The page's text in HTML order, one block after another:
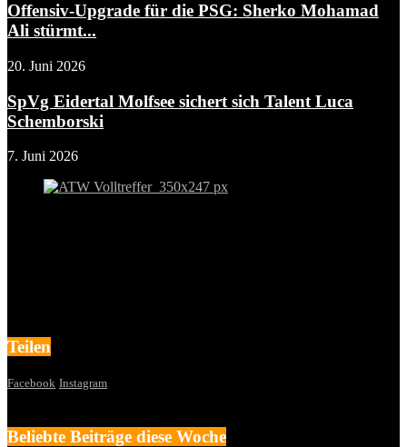
Offensiv-Upgrade für die PSG: Sherko Mohamad
Ali stürmt...
20. Juni 2026
SpVg Eidertal Molfsee sichert sich Talent Luca
Schemborski
7. Juni 2026
Teilen
Facebook Instagram
Beliebte Beiträge diese Woche